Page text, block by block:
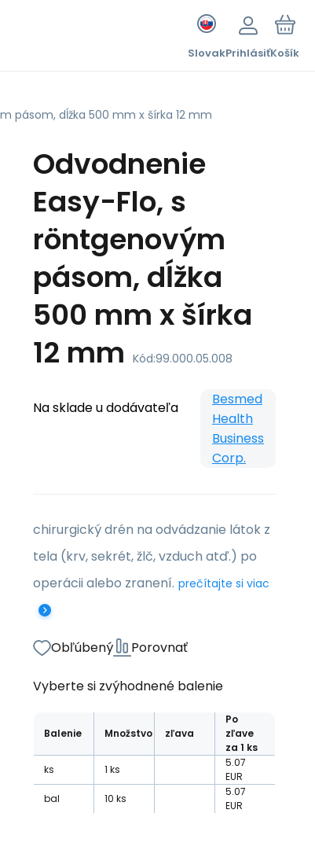
SlovakPrihlásiťKošík
pásom, dĺžka 500 mm x šírka 12 mm
Odvodnenie
Easy-Flo, s
röntgenovým
pásom, dĺžka
500 mm x šírka
12 mm Kód:99.000.05.008
Na sklade u dodávateľa
Besmed
Health
Business
Corp.
chirurgický drén na odvádzanie látok z
tela (krv, sekrét, žlč, vzduch atď.) po
operácii alebo zranení. prečítajte si viac
Obľúbený Porovnať
Vyberte si zvýhodnené balenie
Balenie Množstvo zľava
Po
zľave
za 1 ks
ks
1 ks
5.07
EUR
bal
10 ks
5.07
EUR